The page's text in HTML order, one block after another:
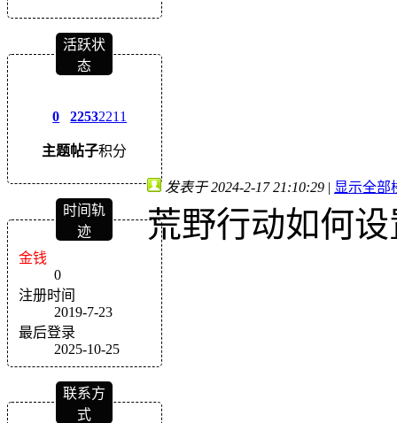
活跃状
态
0
主题
2253
帖子
2211
积分
时间轨
迹
金钱
0
注册时间
2019-7-23
最后登录
2025-10-25
联系方
式
发表于 2024-2-17 21:10:29 | 显示全部
荒野行动如何设